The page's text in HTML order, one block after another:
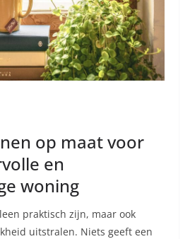
op maat voor
en
woning
praktisch zijn, maar ook
uitstralen. Niets geeft een